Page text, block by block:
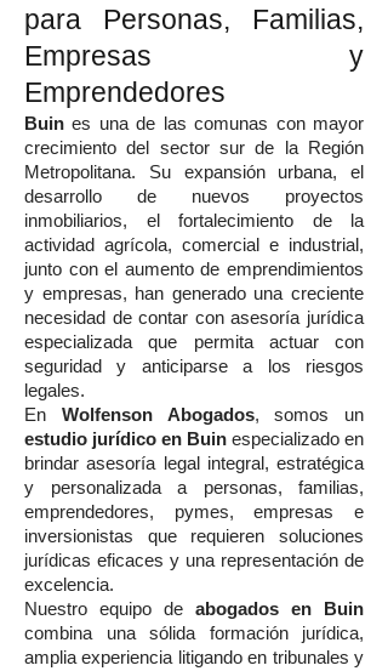
para Personas, Familias,
Empresas y
Emprendedores
Buin es una de las comunas con mayor
crecimiento del sector sur de la Región
Metropolitana. Su expansión urbana, el
desarrollo de nuevos proyectos
inmobiliarios, el fortalecimiento de la
actividad agrícola, comercial e industrial,
junto con el aumento de emprendimientos
y empresas, han generado una creciente
necesidad de contar con asesoría jurídica
especializada que permita actuar con
seguridad y anticiparse a los riesgos
legales.
En Wolfenson Abogados, somos un
estudio jurídico en Buin especializado en
brindar asesoría legal integral, estratégica
y personalizada a personas, familias,
emprendedores, pymes, empresas e
inversionistas que requieren soluciones
jurídicas eficaces y una representación de
excelencia.
Nuestro equipo de abogados en Buin
combina una sólida formación jurídica,
amplia experiencia litigando en tribunales y